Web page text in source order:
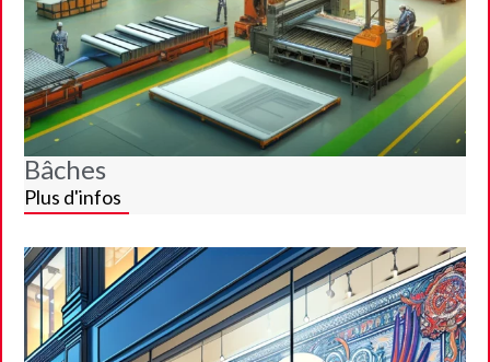
Bâches
Plus d'infos